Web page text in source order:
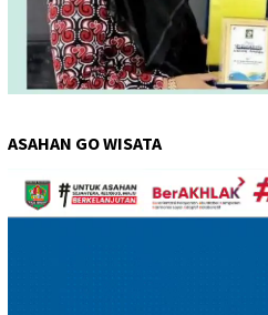
ASAHAN GO WISATA
Pemutar
Video